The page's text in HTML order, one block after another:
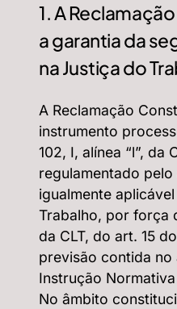
1. A
a garantia da
na Justiça do
A Reclamação
instrumento
102, I, alínea “l”, da
regulamentado
igualmente
Trabalho, por força
da CLT, do art. 15
previsão contida no
Instrução
No âmbito